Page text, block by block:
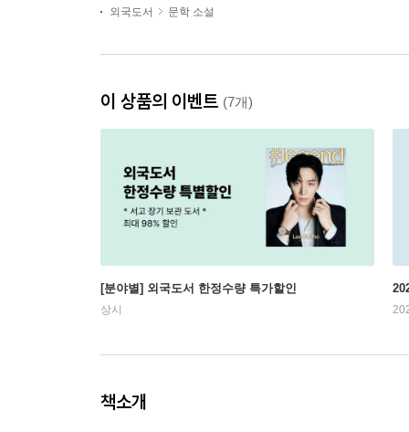
외국도서
문학 소설
이 상품의 이벤트 (7개)
[분야별] 외국도서 한정수량 특가할인
상시
책소개